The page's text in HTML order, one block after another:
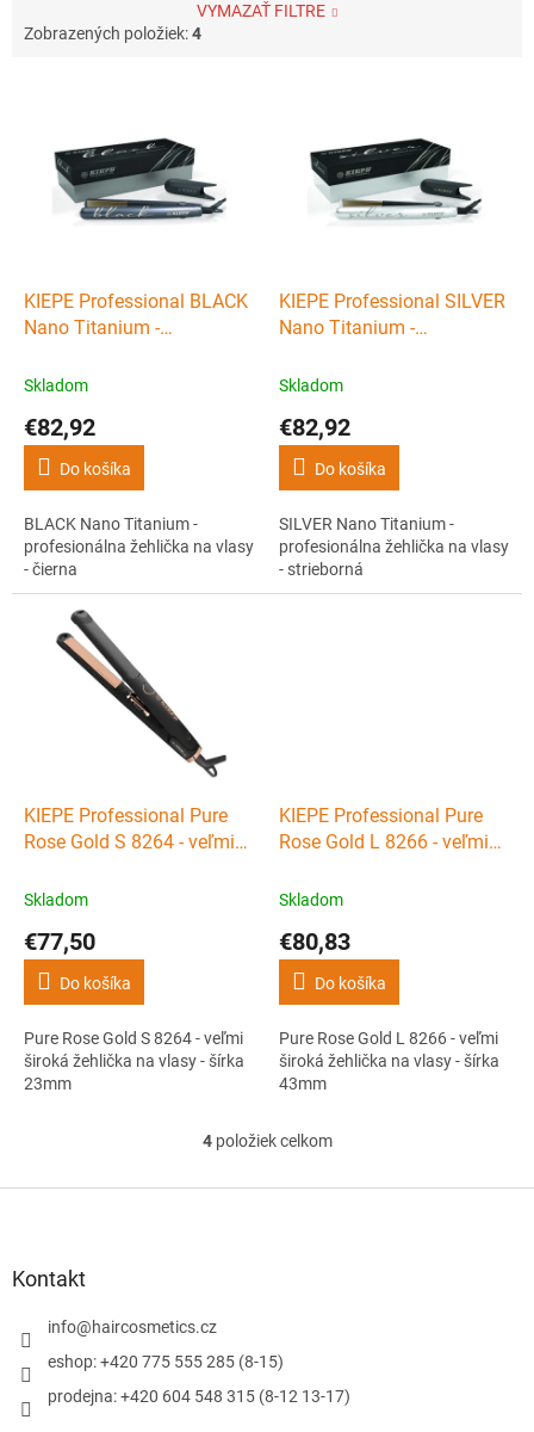
VYMAZAŤ FILTRE
Zobrazených položiek:4
KIEPE Professional BLACK
Nano Titanium -
vlasy - čierna
Skladom
€82,92
Do košíka
BLACK Nano Titanium -
profesionálna žehlička na vlasy
- čierna
KIEPE Professional SILVER
Nano Titanium -
vlasy - strieborná
Skladom
€82,92
Do košíka
SILVER Nano Titanium -
profesionálna žehlička na vlasy
- strieborná
KIEPE Professional Pure
Rose Gold S 8264 - veľmi
šírka 23mm
Skladom
€77,50
Do košíka
Pure Rose Gold S 8264 - veľmi
široká žehlička na vlasy - šírka
23mm
KIEPE Professional Pure
Rose Gold L 8266 - veľmi
šírka 43mm
Skladom
€80,83
Do košíka
Pure Rose Gold L 8266 - veľmi
široká žehlička na vlasy - šírka
43mm
O
l
p
v
4položiek celkom
Kontakt
info@haircosmetics.cz
eshop: +420 775 555 285 (8-15)
prodejna: +420 604 548 315 (8-12 13-17)